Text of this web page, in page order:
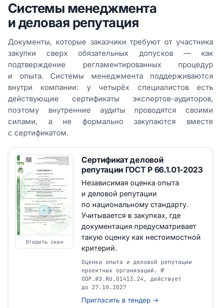
Системы менеджмента
и деловая репутация
Документы, которые заказчики требуют от участника
закупки сверх обязательных допусков — как
подтверждение регламентированных процедур
и опыта. Системы менеджмента поддерживаются
внутри компании: у четырёх специалистов есть
действующие сертификаты экспертов-аудиторов,
поэтому внутренние аудиты проводятся своими
силами, а не формально закупаются вместе
с сертификатом.
Открыть скан
Сертификат деловой
репутации ГОСТ Р 66.1.01-2023
Независимая оценка опыта
и деловой репутации
по национальному стандарту.
Учитывается в закупках, где
документация предусматривает
такую оценку как нестоимостной
критерий.
Оценка опыта и деловой репутации
проектных организаций. №
ООР.ИЭ.RU.01413.24, действует
до 27.10.2027
Пригласить в тендер →